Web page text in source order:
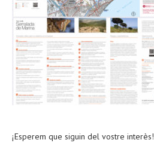
¡Esperem que siguin del vostre interès!